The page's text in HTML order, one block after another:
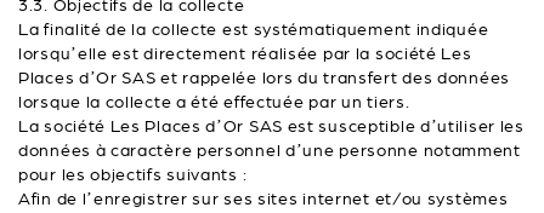
3.3. Objectifs de la collecte
La finalité de la collecte est systématiquement indiquée
lorsqu’elle est directement réalisée par la société Les
Places d’Or SAS et rappelée lors du transfert des données
lorsque la collecte a été effectuée par un tiers.
La société Les Places d’Or SAS est susceptible d’utiliser les
données à caractère personnel d’une personne notamment
pour les objectifs suivants :
Afin de l’enregistrer sur ses sites internet et/ou systèmes